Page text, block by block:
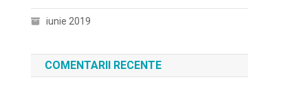
iunie 2019
COMENTARII RECENTE